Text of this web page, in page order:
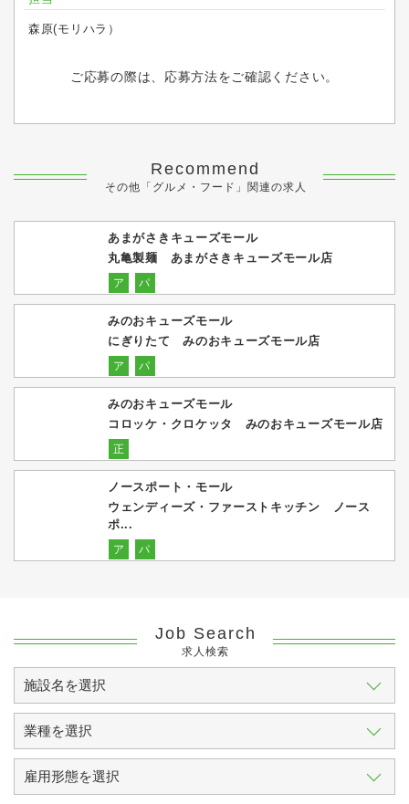
森原(モリハラ）
ご応募の際は、応募方法をご確認ください。
Recommend
その他「グルメ・フード」関連の求人
あまがさきキューズモール
丸亀製麺 あまがさきキューズモール店
ア パ
みのおキューズモール
にぎりたて みのおキューズモール店
ア パ
みのおキューズモール
コロッケ・クロケッタ みのおキューズモール店
正
ノースポート・モール
ウェンディーズ・ファーストキッチン ノース
ポ...
ア パ
Job Search
求人検索